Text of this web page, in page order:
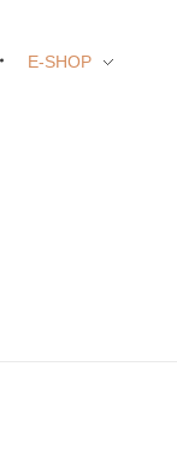
E-SHOP